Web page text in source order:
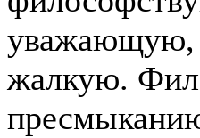
уважающую,
жалкую.